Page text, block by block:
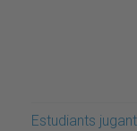
Estudiants